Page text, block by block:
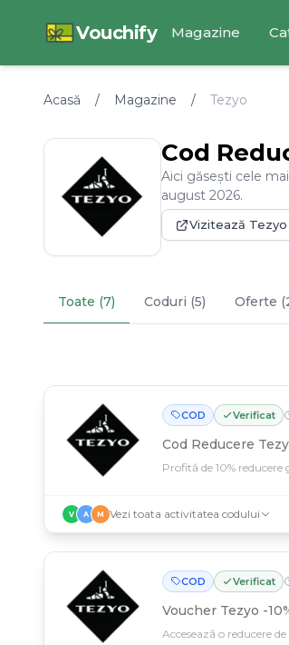
Vouchify Magazine
Acasă / Magazine / Tezyo
Cod
Aici găsești cele
august 2026.
Vizitează Tezyo
Toate (7) Coduri (5) Oferte
COD Verificat
Cod Reducere
Profită de 10%
V A M Vezi toata activitatea codului
COD Verificat
Voucher Tezyo -
Accesează o reducere